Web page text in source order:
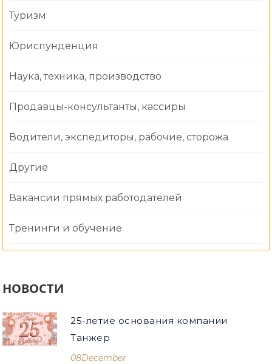
Туризм
Юриспунденция
Наука, техника, производство
Продавцы-консультанты, кассиры
Водители, экспедиторы, рабочие, сторожа
Другие
Вакансии прямых работодателей
Тренинги и обучение
НОВОСТИ
25-летие основания компании
Танжер
08December